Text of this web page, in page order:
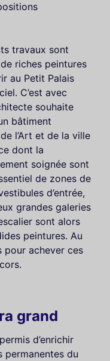
travaux sont
riches peintures
au Petit Palais
C’est avec
souhaite
bâtiment
l’Art et de la ville
dont la
soignée sont
de zones de
d’entrée,
grandes galeries
sont alors
peintures. Au
pour achever ces
grand
d’enrichir
permanentes du